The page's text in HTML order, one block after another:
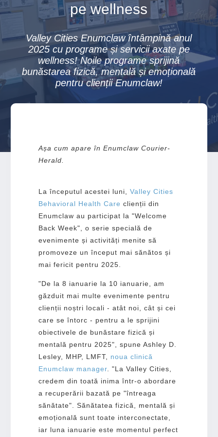
pe wellness
Valley Cities Enumclaw întâmpină anul
2025 cu programe și servicii axate pe
wellness! Noile programe sprijină
bunăstarea fizică, mentală și emoțională
pentru clienții Enumclaw!
Așa cum apare în Enumclaw Courier-
Herald.
La începutul acestei luni,
Valley Cities
Behavioral Health Care clienții din
Enumclaw au participat la "Welcome
Back Week", o serie specială de
evenimente și activități menite să
promoveze un început mai sănătos și
mai fericit pentru 2025.
"De la 8 ianuarie la 10 ianuarie, am
găzduit mai multe evenimente pentru
clienții noștri locali - atât noi, cât și cei
care se întorc - pentru a le sprijini
obiectivele de bunăstare fizică și
mentală pentru 2025", spune Ashley D.
Lesley, MHP, LMFT,
noua clinică
Enumclaw manager. "La Valley Cities,
credem din toată inima într-o abordare
a recuperării bazată pe "întreaga
sănătate". Sănătatea fizică, mentală și
emoțională sunt toate interconectate,
iar luna ianuarie este momentul perfect